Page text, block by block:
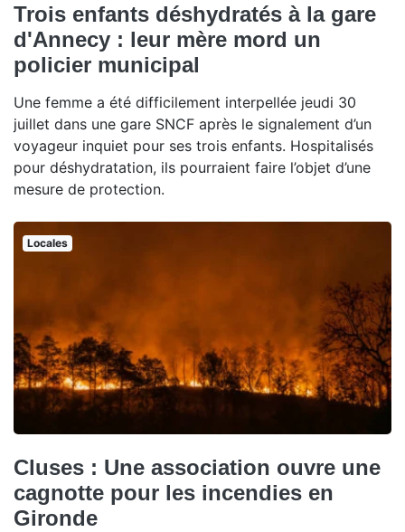
Trois enfants déshydratés à la gare
d'Annecy : leur mère mord un
policier municipal
Une femme a été difficilement interpellée jeudi 30
juillet dans une gare SNCF après le signalement d’un
voyageur inquiet pour ses trois enfants. Hospitalisés
pour déshydratation, ils pourraient faire l’objet d’une
mesure de protection.
Locales
Cluses : Une association ouvre une
cagnotte pour les incendies en
Gironde